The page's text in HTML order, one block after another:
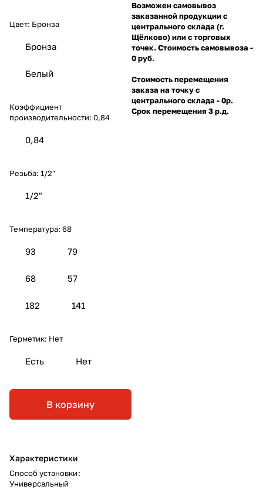
Цвет: Бронза
Бронза
Белый
Коэффициент
производительности: 0,84
0,84
Резьба: 1/2"
1/2"
Температура: 68
93 79
68 57
182 141
Герметик: Нет
Есть Нет
В корзину
Характеристики
Способ установки:
Универсальный
Возможен самовывоз
заказанной продукции с
центрального склада (г.
Щёлково) или с торговых
точек. Стоимость самовывоза -
0 руб.
Стоимость перемещения
заказа на точку с
центрального склада - 0р.
Срок перемещения 3 р.д.